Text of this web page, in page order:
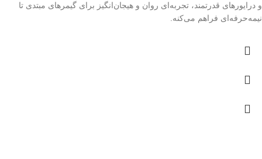
و درایورهای قدرتمند، تجربه‌ای روان و هیجان‌انگیز برای گیمرهای مبتدی تا
نیمه‌حرفه‌ای فراهم می‌کنه.